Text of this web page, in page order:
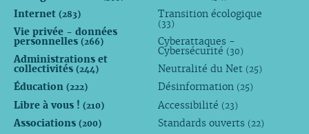
Internet (283)
Vie privée - données
personnelles (266)
Administrations et
collectivités (244)
Éducation (222)
Libre à vous ! (210)
Associations (200)
Transition écologique
(33)
Cyberattaques -
Cybersécurité (30)
Neutralité du Net (25)
Désinformation (25)
Accessibilité (23)
Standards ouverts (22)